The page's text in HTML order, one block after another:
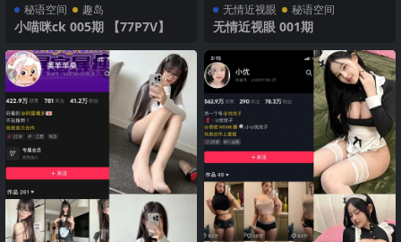
秘语空间 趣岛
小喵咪ck 005期 【77P7V】
无情近视眼 秘语空间
无情近视眼 001期